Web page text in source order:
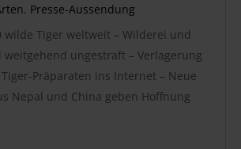
, Presse-Aussendung
wilde Tiger weltweit – Wilderei und
weitgehend ungestraft – Verlagerung
Präparaten ins Internet – Neue
Nepal und China geben Hoffnung